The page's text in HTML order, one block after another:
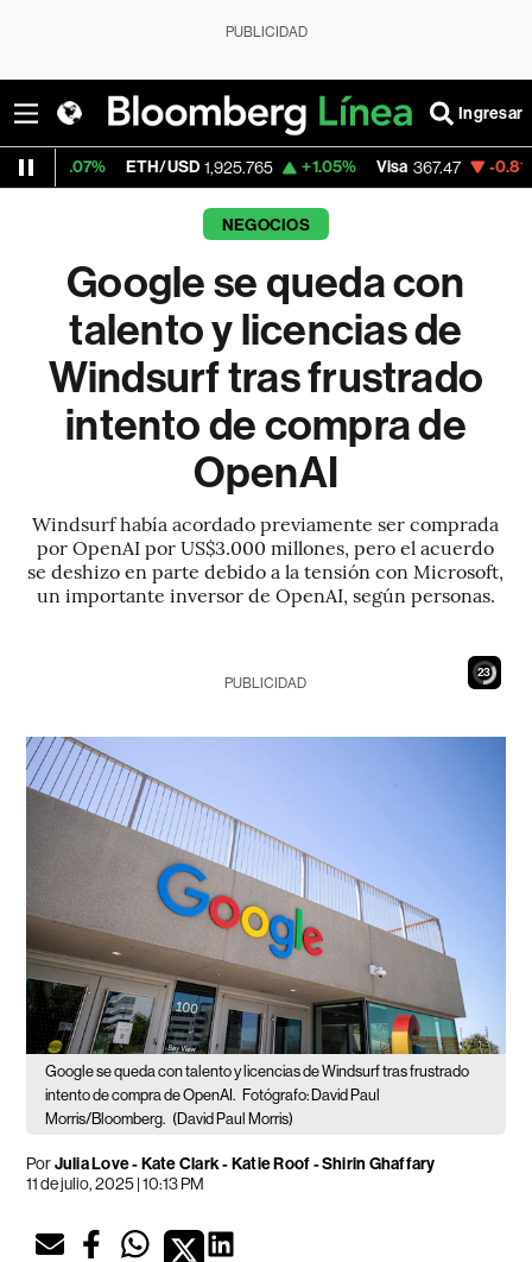
PUBLICIDAD
Ingresar
ETH/USD 1,925.765 +1.05% Visa 367.47 -0.81%
NEGOCIOS
Google se queda con
talento y licencias de
Windsurf tras frustrado
intento de compra de
OpenAI
Windsurf había acordado previamente ser comprada
por OpenAI por US$3.000 millones, pero el acuerdo
se deshizo en parte debido a la tensión con Microsoft,
un importante inversor de OpenAI, según personas.
21
PUBLICIDAD
Google se queda con talento y licencias de Windsurf tras frustrado
intento de compra de OpenAI. Fotógrafo: David Paul
Morris/Bloomberg. (David Paul Morris)
PorJulia Love - Kate Clark - Katie Roof - Shirin Ghaffary
11 de julio, 2025 | 10:13 PM